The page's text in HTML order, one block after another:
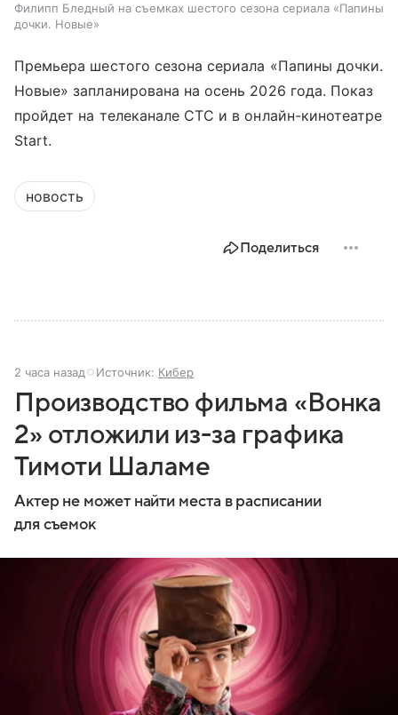
Филипп Бледный на съемках шестого сезона сериала «Папины
дочки. Новые»
Премьера шестого сезона сериала «Папины дочки.
Новые» запланирована на осень 2026 года. Показ
пройдет на телеканале СТС и в онлайн-кинотеатре
Start.
новость
Поделиться
2 часа назад Источник: Кибер
Производство фильма «Вонка
2» отложили из-за графика
Тимоти Шаламе
Актер не может найти места в расписании
для съемок